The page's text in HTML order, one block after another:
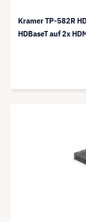
Kramer TP-582R
HDBaseT auf 2x